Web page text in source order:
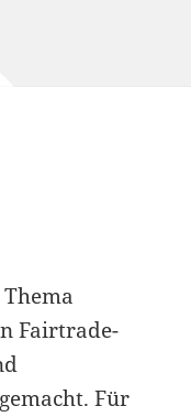
Fairtrade-
Für